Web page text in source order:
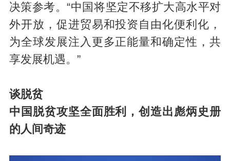
决策参考。“中国将坚定不移扩大高水平对
外开放，促进贸易和投资自由化便利化，
为全球发展注入更多正能量和确定性，共
享发展机遇。”
谈脱贫
中国脱贫攻坚全面胜利，创造出彪炳史册
的人间奇迹